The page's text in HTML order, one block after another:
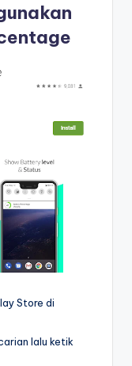
Store di
lalu ketik